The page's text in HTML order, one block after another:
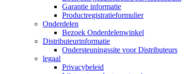
Garantie informatie
Productregistratieformulier
Onderdelen
Bezoek Onderdelenwinkel
Distributeurinformatie
Ondersteuningssite voor Distributeurs
legaal
Privacybeleid